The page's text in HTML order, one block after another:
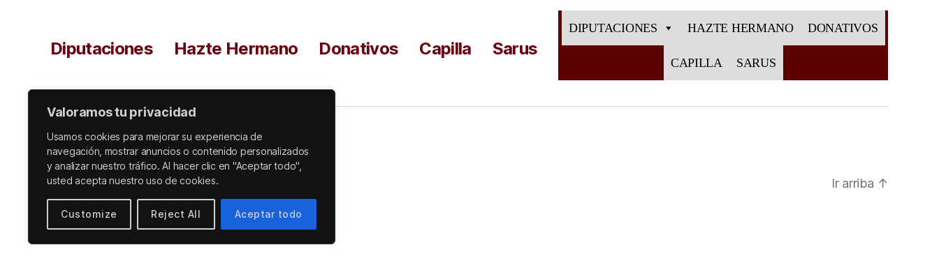
Valoramos tu privacidad
Usamos cookies para mejorar su experiencia de
navegación, mostrar anuncios o contenido personalizados
y analizar nuestro tráfico. Al hacer clic en "Aceptar todo",
usted acepta nuestro uso de cookies.
Customize Reject All Aceptar todo
Diputaciones Hazte Hermano Donativos Capilla Sarus
DIPUTACIONES HAZTE HERMANO DONATIVOS
CAPILLA SARUS
© 2026
Funciona con WordPress
Ir arriba ↑